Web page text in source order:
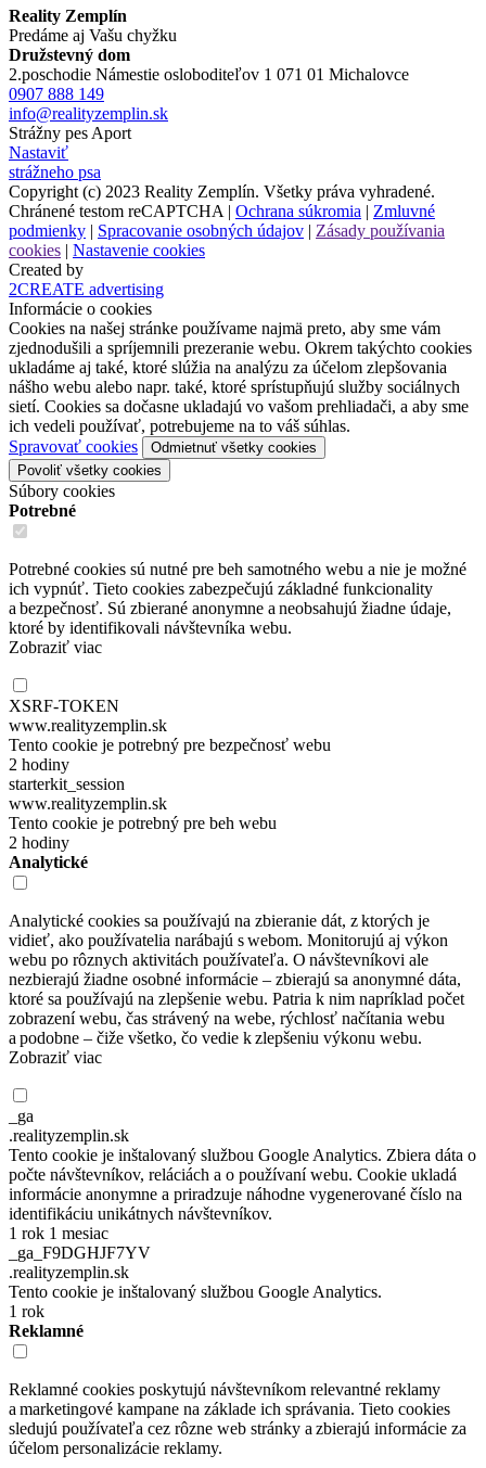
Reality Zemplín
Predáme aj Vašu chyžku
Družstevný dom
2.poschodie Námestie osloboditeľov 1 071 01 Michalovce
0907 888 149
info@realityzemplin.sk
Strážny pes Aport
Nastaviť
strážneho psa
Copyright (c) 2023 Reality Zemplín. Všetky práva vyhradené.
Chránené testom reCAPTCHA | Ochrana súkromia | Zmluvné
podmienky | Spracovanie osobných údajov | Zásady používania
cookies | Nastavenie cookies
Created by
2CREATE advertising
Informácie o cookies
Cookies na našej stránke používame najmä preto, aby sme vám
zjednodušili a spríjemnili prezeranie webu. Okrem takýchto cookies
ukladáme aj také, ktoré slúžia na analýzu za účelom zlepšovania
nášho webu alebo napr. také, ktoré sprístupňujú služby sociálnych
sietí. Cookies sa dočasne ukladajú vo vašom prehliadači, a aby sme
ich vedeli používať, potrebujeme na to váš súhlas.
Spravovať cookies
Odmietnuť všetky cookies
Povoliť všetky cookies
Súbory cookies
Potrebné
Potrebné cookies sú nutné pre beh samotného webu a nie je možné
ich vypnúť. Tieto cookies zabezpečujú základné funkcionality
a bezpečnosť. Sú zbierané anonymne a neobsahujú žiadne údaje,
ktoré by identifikovali návštevníka webu.
Zobraziť viac
XSRF-TOKEN
www.realityzemplin.sk
Tento cookie je potrebný pre bezpečnosť webu
2 hodiny
starterkit_session
www.realityzemplin.sk
Tento cookie je potrebný pre beh webu
2 hodiny
Analytické
Analytické cookies sa používajú na zbieranie dát, z ktorých je
vidieť, ako používatelia narábajú s webom. Monitorujú aj výkon
webu po rôznych aktivitách používateľa. O návštevníkovi ale
nezbierajú žiadne osobné informácie – zbierajú sa anonymné dáta,
ktoré sa používajú na zlepšenie webu. Patria k nim napríklad počet
zobrazení webu, čas strávený na webe, rýchlosť načítania webu
a podobne – čiže všetko, čo vedie k zlepšeniu výkonu webu.
Zobraziť viac
_ga
.realityzemplin.sk
Tento cookie je inštalovaný službou Google Analytics. Zbiera dáta o
počte návštevníkov, reláciách a o používaní webu. Cookie ukladá
informácie anonymne a priradzuje náhodne vygenerované číslo na
identifikáciu unikátnych návštevníkov.
1 rok 1 mesiac
_ga_F9DGHJF7YV
.realityzemplin.sk
Tento cookie je inštalovaný službou Google Analytics.
1 rok
Reklamné
Reklamné cookies poskytujú návštevníkom relevantné reklamy
a marketingové kampane na základe ich správania. Tieto cookies
sledujú používateľa cez rôzne web stránky a zbierajú informácie za
účelom personalizácie reklamy.